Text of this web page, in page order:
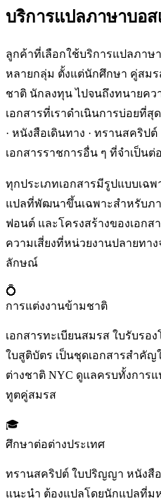
บริการแปลภาษาบอส
ลูกค้าที่เลือกใช้บริการแปลภาษ
หลายกลุ่ม ตั้งแต่นักศึกษา คู่สม
ชาติ นักลงทุน ไปจนถึงทนายค
เอกสารที่เราดำเนินการบ่อยที่สุ
· หนังสือเดินทาง · ทรานสคริป
เอกสารราชการอื่น ๆ ที่จำเป็นต่
ทุกประเภทเอกสารมีรูปแบบเฉ
แปลที่พัฒนาขึ้นเฉพาะสำหรับภ
ฟอนต์ และโครงสร้างของเอก
ความเสี่ยงที่หน่วยงานปลายทา
ลักษณ์
💍
การแต่งงานข้ามชาติ
เอกสารทะเบียนสมรส ใบรับร
ใบสูติบัตร เป็นชุดเอกสารสำคั
ต่างชาติ NYC ดูแลครบทั้งการ
ทูตคู่สมรส
🎓
ศึกษาต่อต่างประเทศ
ทรานสคริปต์ ใบปริญญา หนังสื
แนะนำ ต้องแปลโดยนักแปลที่ม